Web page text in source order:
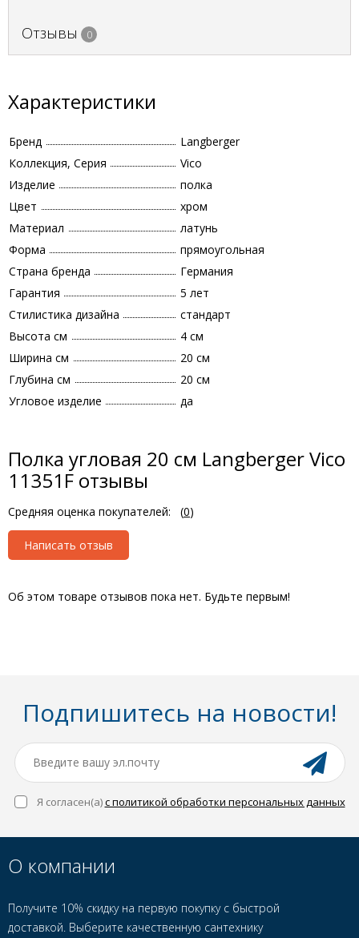
Отзывы 0
Характеристики
Бренд
Langberger
Коллекция, Серия
Vico
Изделие
полка
Цвет
хром
Материал
латунь
Форма
прямоугольная
Страна бренда
Германия
Гарантия
5 лет
Стилистика дизайна
стандарт
Высота см
4 см
Ширина см
20 см
Глубина см
20 см
Угловое изделие
да
Полка угловая 20 см Langberger Vico
11351F отзывы
Средняя оценка покупателей: (0)
Написать отзыв
Об этом товаре отзывов пока нет. Будьте первым!
Подпишитесь на новости!
Я согласен(a)с политикой обработки персональных данных
О компании
Получите 10% скидку на первую покупку с быстрой
доставкой. Выберите качественную сантехнику